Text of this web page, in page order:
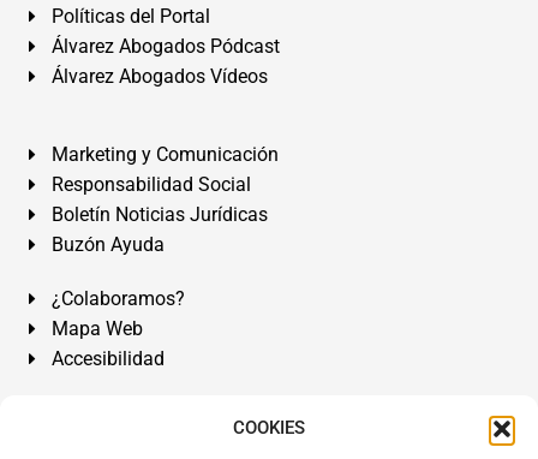
COOKIES
Políticas del Portal
Álvarez Abogados Pódcast
Álvarez Abogados Vídeos
Marketing y Comunicación
Responsabilidad Social
Boletín Noticias Jurídicas
Buzón Ayuda
¿Colaboramos?
Mapa Web
Accesibilidad
Álvarez Abogados Tenerife:Calle Teobaldo Power Nº 7,